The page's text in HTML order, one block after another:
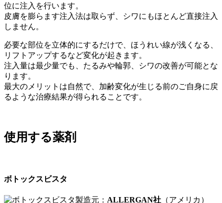
位に注入を行います。
皮膚を膨らます注入法は取らず、シワにもほとんど直接注入
しません。
必要な部位を立体的にするだけで、ほうれい線が浅くなる、
リフトアップするなど変化が起きます。
注入量は最少量でも、たるみや輪郭、シワの改善が可能とな
ります。
最大のメリットは自然で、加齢変化が生じる前のご自身に戻
るような治療結果が得られることです。
使用する薬剤
ボトックスビスタ
製造元： ALLERGAN社 （アメリカ）